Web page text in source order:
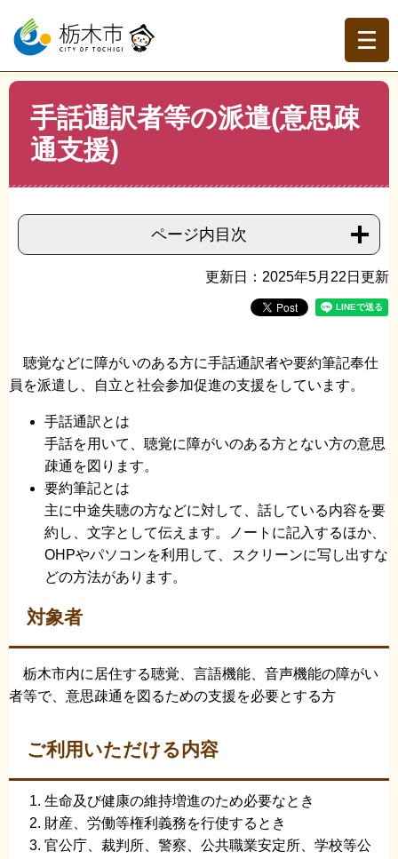
ー
の
先
ニ
ー
を
本
現在地
トップページ >組織でさがす >障がい福祉課 >手話通訳
者等の派遣(意思疎通支援)
手話通訳者等の派遣(意思疎
通支援)
ページ内目次
更新日：2025年5月22日更新
聴覚などに障がいのある方に手話通訳者や要約筆記奉仕
員を派遣し、自立と社会参加促進の支援をしています。
手話通訳とは
手話を用いて、聴覚に障がいのある方とない方の意思
疎通を図ります。
要約筆記とは
主に中途失聴の方などに対して、話している内容を要
約し、文字として伝えます。ノートに記入するほか、
OHPやパソコンを利用して、スクリーンに写し出すな
どの方法があります。
対象者
栃木市内に居住する聴覚、言語機能、音声機能の障がい
者等で、意思疎通を図るための支援を必要とする方
ご利用いただける内容
生命及び健康の維持増進のため必要なとき
財産、労働等権利義務を行使するとき
官公庁、裁判所、警察、公共職業安定所、学校等公